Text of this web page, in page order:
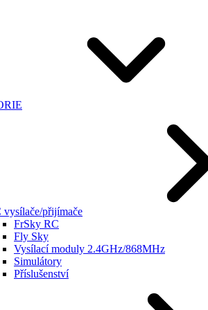
vysílače/přijímače
FrSky RC
Fly Sky
Vysílací moduly 2.4GHz/868MHz
Simulátory
Příslušenství